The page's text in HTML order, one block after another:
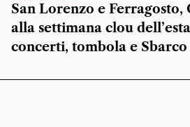
San Lorenzo e
alla settimana clou
concerti, tombola e